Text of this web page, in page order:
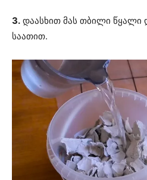
3. დაასხით მას თბილი წყალი
საათით.